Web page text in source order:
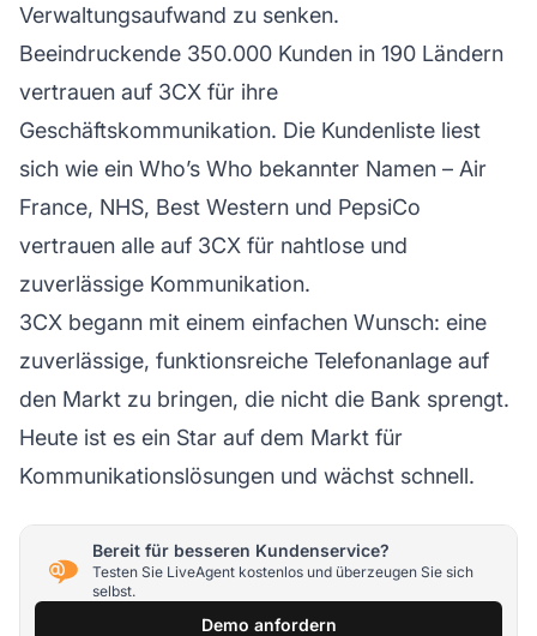
Verwaltungsaufwand zu senken.
Beeindruckende 350.000 Kunden in 190 Ländern
vertrauen auf 3CX für ihre
Geschäftskommunikation. Die Kundenliste liest
sich wie ein Who’s Who bekannter Namen – Air
France, NHS, Best Western und PepsiCo
vertrauen alle auf 3CX für nahtlose und
zuverlässige Kommunikation.
3CX begann mit einem einfachen Wunsch: eine
zuverlässige, funktionsreiche Telefonanlage auf
den Markt zu bringen, die nicht die Bank sprengt.
Heute ist es ein Star auf dem Markt für
Kommunikationslösungen und wächst schnell.
Bereit für besseren Kundenservice?
Testen Sie LiveAgent kostenlos und überzeugen Sie sich
selbst.
Demo anfordern